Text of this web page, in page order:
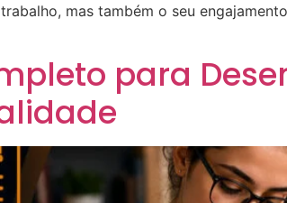
mas também o seu
para